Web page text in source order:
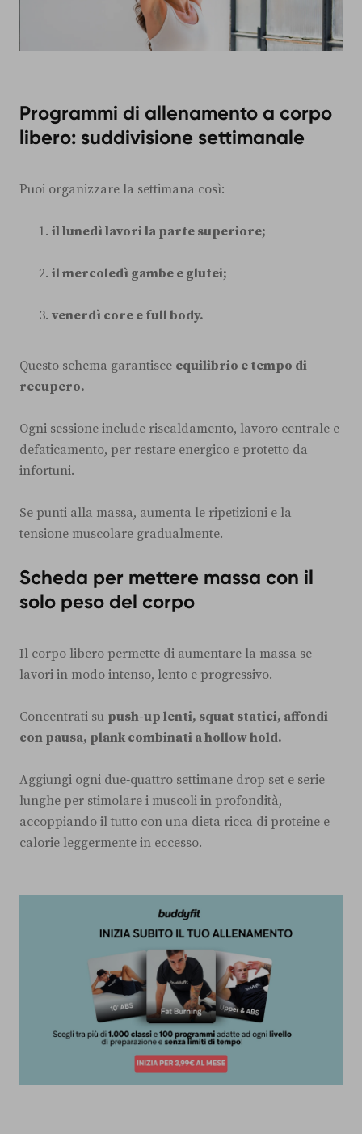
Programmi di allenamento a corpo
libero: suddivisione settimanale
Puoi organizzare la settimana così:
il lunedì lavori la parte superiore;
il mercoledì gambe e glutei;
venerdì core e full body.
Questo schema garantisce equilibrio e tempo di
recupero.
Ogni sessione include riscaldamento, lavoro centrale e
defaticamento, per restare energico e protetto da
infortuni.
Se punti alla massa, aumenta le ripetizioni e la
tensione muscolare gradualmente.
Scheda per mettere massa con il
solo peso del corpo
Il corpo libero permette di aumentare la massa se
lavori in modo intenso, lento e progressivo.
Concentrati su push-up lenti, squat statici, affondi
con pausa, plank combinati a hollow hold.
Aggiungi ogni due‑quattro settimane drop set e serie
lunghe per stimolare i muscoli in profondità,
accoppiando il tutto con una dieta ricca di proteine e
calorie leggermente in eccesso.